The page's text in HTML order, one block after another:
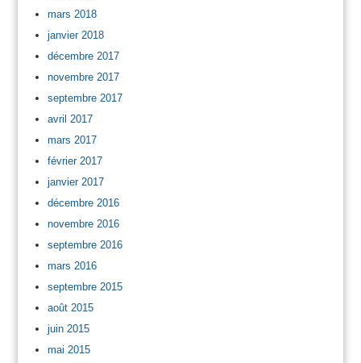
mars 2018
janvier 2018
décembre 2017
novembre 2017
septembre 2017
avril 2017
mars 2017
février 2017
janvier 2017
décembre 2016
novembre 2016
septembre 2016
mars 2016
septembre 2015
août 2015
juin 2015
mai 2015